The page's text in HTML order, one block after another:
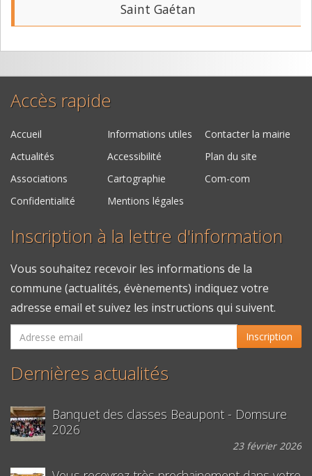
Saint Gaétan
Accès rapide
Accueil Informations utiles
Contacter la mairie
Actualités
Accessibilité
Plan du site
Associations
Cartographie
Com-com
Confidentialité
Mentions légales
Inscription à la lettre d'information
Vous souhaitez recevoir les informations de la
commune (actualités, évènements) indiquez votre
adresse email et suivez les instructions qui suivent.
Inscription
Dernières actualités
Banquet des classes Beaupont - Domsure
2026
23 février 2026